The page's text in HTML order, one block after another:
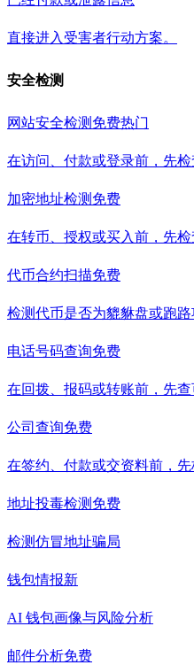
直接进入受害者行动方案。
安全检测
网站安全检测 免费热门
在访问、付款或登录前，先
加密地址检测 免费
在转币、授权或买入前，先
代币合约扫描免费
检测代币是否为貔貅盘或跑路
电话号码查询免费
在回拨、报码或转账前，先
公司查询免费
在签约、付款或交资料前，
地址投毒检测 免费
检测仿冒地址骗局
钱包情报新
AI 钱包画像与风险分析
邮件分析免费